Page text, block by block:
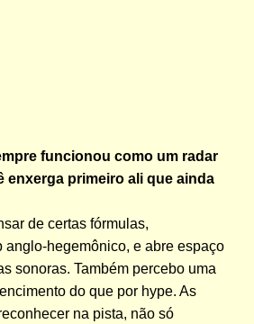
funcionou como um radar
enxerga primeiro ali que ainda
de certas fórmulas,
anglo-hegemônico, e abre espaço
sonoras. Também percebo uma
do que por hype. As
na pista, não só